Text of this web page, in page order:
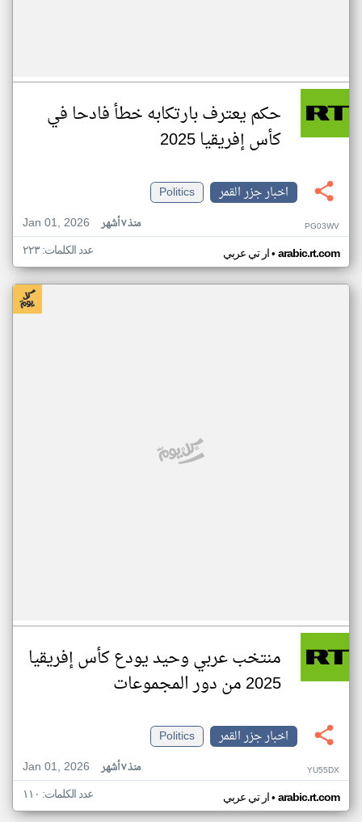
حكم يعترف بارتكابه خطأ فادحا في
كأس إفريقيا 2025
اخبار جزر القمر
Politics
Jan 01, 2026
منذ ٧ أشهر PG03WV
ار تي عربي• arabic.rt.com عدد الكلمات: ٢٢٣
منتخب عربي وحيد يودع كأس إفريقيا
2025 من دور المجموعات
اخبار جزر القمر
Politics
Jan 01, 2026
منذ ٧ أشهر YU55DX
ار تي عربي• arabic.rt.com عدد الكلمات: ١١٠